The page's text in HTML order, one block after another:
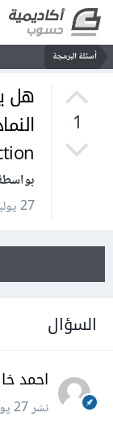
أسئلة البرمجة
1
هل
27 يوليو 2017
السؤال
احمد
نشر27 يوليو 2017